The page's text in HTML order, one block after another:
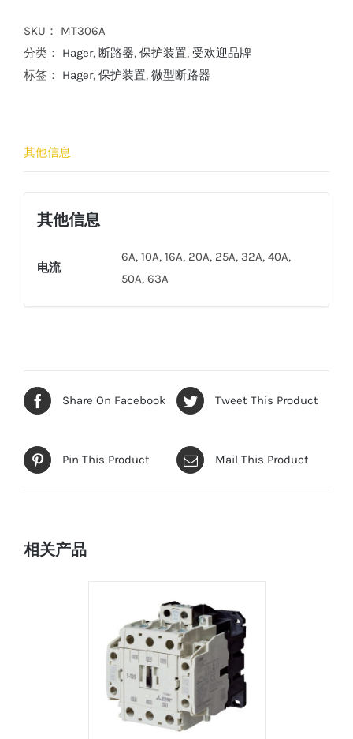
极
(3P)
微
器
数
SKU： MT306A
分类： Hager, 断路器, 保护装置, 受欢迎品牌
标签： Hager, 保护装置, 微型断路器
其他信息
其他信息
电流
6A, 10A, 16A, 20A, 25A, 32A, 40A,
50A, 63A
Share On Facebook Tweet This Product
Pin This Product Mail This Product
相关产品